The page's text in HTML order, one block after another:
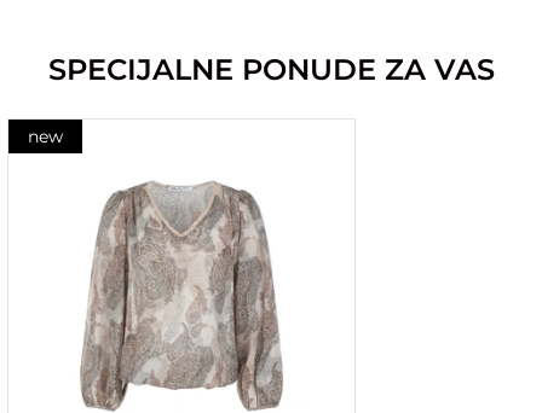
SPECIJALNE PONUDE ZA VAS
new